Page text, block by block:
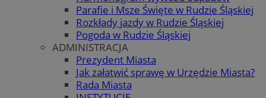
Parafie i Msze Święte w Rudzie Śląskiej
Rozkłady jazdy w Rudzie Śląskiej
Pogoda w Rudzie Śląskiej
ADMINISTRACJA
Prezydent Miasta
Jak załatwić sprawę w Urzędzie Miasta?
Rada Miasta